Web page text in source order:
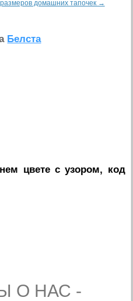
домашних тапочек →
Белста
цвете с узором, код
О НАС -